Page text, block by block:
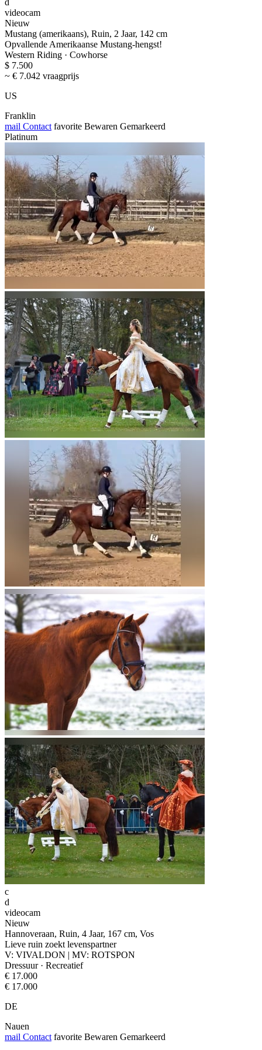
videocam
Nieuw
Mustang (amerikaans), Ruin, 2 Jaar, 142 cm
Opvallende Amerikaanse Mustang-hengst!
Western Riding · Cowhorse
$ 7.500
~ € 7.042 vraagprijs
US
Franklin
mail Contact favorite Bewaren Gemarkeerd
Platinum
c
d
videocam
Nieuw
Hannoveraan, Ruin, 4 Jaar, 167 cm, Vos
Lieve ruin zoekt levenspartner
V: VIVALDON | MV: ROTSPON
Dressuur · Recreatief
€ 17.000
€ 17.000
DE
Nauen
mail Contact favorite Bewaren Gemarkeerd